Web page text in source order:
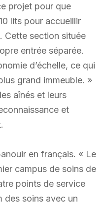
projet pour que
lits pour accueillir
Cette section située
entrée séparée.
d’échelle, ce qui
grand immeuble. »
aînés et leurs
et
en français. « Le
campus de soins de
points de service
des soins avec un